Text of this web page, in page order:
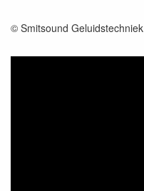
© Smitsound Geluidstechniek